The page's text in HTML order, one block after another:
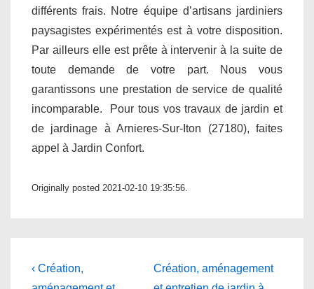
différents frais. Notre équipe d’artisans jardiniers
paysagistes expérimentés est à votre disposition.
Par ailleurs elle est prête à intervenir à la suite de
toute demande de votre part. Nous vous
garantissons une prestation de service de qualité
incomparable. Pour tous vos travaux de jardin et
de jardinage à Arnieres-Sur-Iton (27180), faites
appel à Jardin Confort.
Originally posted 2021-02-10 19:35:56.
Navigation
Previous
‹ Création,
Next
Création, aménagement